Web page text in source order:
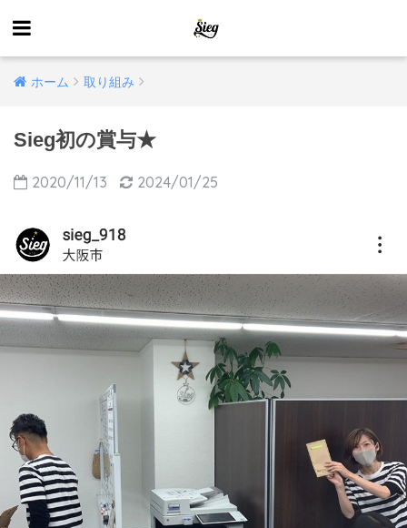
ホーム 取り組み
Sieg初の賞与★
2020/11/13 2024/01/25